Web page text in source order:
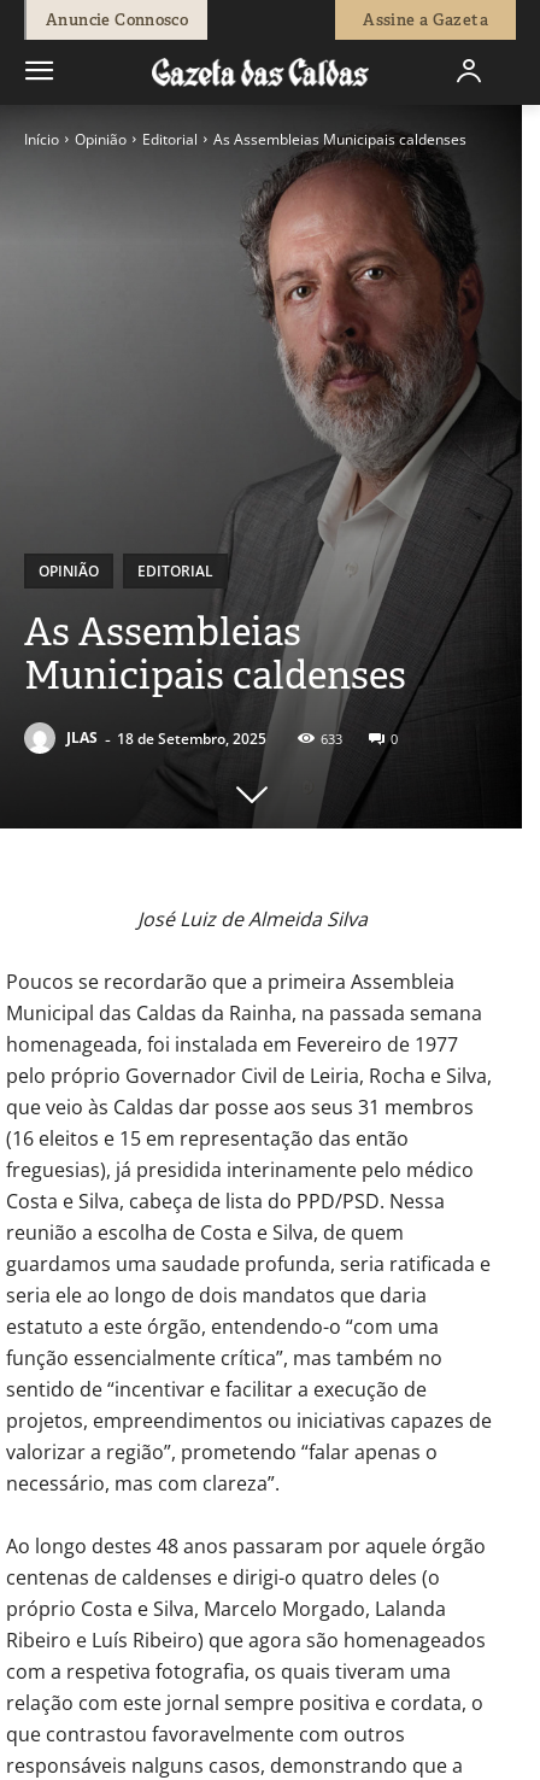
Anuncie Connosco Assine a Gazeta
Início Opinião Editorial As Assembleias Municipais caldenses
OPINIÃO EDITORIAL
As Assembleias
Municipais caldenses
JLAS - 18 de Setembro, 2025 633 0
José Luiz de Almeida Silva
Poucos se recordarão que a primeira Assembleia
Municipal das Caldas da Rainha, na passada semana
homenageada, foi instalada em Fevereiro de 1977
pelo próprio Governador Civil de Leiria, Rocha e Silva,
que veio às Caldas dar posse aos seus 31 membros
(16 eleitos e 15 em representação das então
freguesias), já presidida interinamente pelo médico
Costa e Silva, cabeça de lista do PPD/PSD. Nessa
reunião a escolha de Costa e Silva, de quem
guardamos uma saudade profunda, seria ratificada e
seria ele ao longo de dois mandatos que daria
estatuto a este órgão, entendendo-o “com uma
função essencialmente crítica”, mas também no
sentido de “incentivar e facilitar a execução de
projetos, empreendimentos ou iniciativas capazes de
valorizar a região”, prometendo “falar apenas o
necessário, mas com clareza”.
Ao longo destes 48 anos passaram por aquele órgão
centenas de caldenses e dirigi-o quatro deles (o
próprio Costa e Silva, Marcelo Morgado, Lalanda
Ribeiro e Luís Ribeiro) que agora são homenageados
com a respetiva fotografia, os quais tiveram uma
relação com este jornal sempre positiva e cordata, o
que contrastou favoravelmente com outros
responsáveis nalguns casos, demonstrando que a